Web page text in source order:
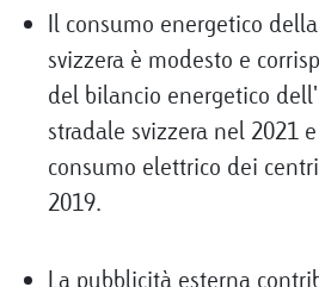
Il consumo energetico
svizzera è modesto e
del bilancio energetico
stradale svizzera nel 2021
consumo elettrico dei
2019.
La pubblicità esterna